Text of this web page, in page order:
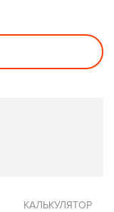
КАЛЬКУЛЯТОР